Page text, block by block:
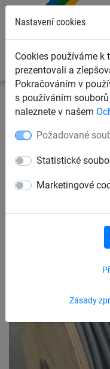
Nastavení cookies
Cookies používáme k
prezentovali a
Pokračováním v
s používáním
naleznete v našem
Požadované
Statistické
Marketingové
Zásady
Sportovní sítě
Ocelové
4/5 mm